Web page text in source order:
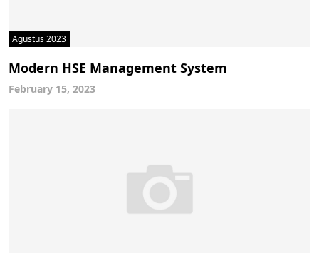
Agustus 2023
Modern HSE Management System
February 15, 2023